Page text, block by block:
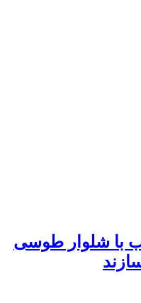
با شلوار طوسی